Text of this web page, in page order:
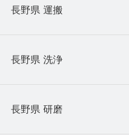
長野県 運搬
長野県 洗浄
長野県 研磨